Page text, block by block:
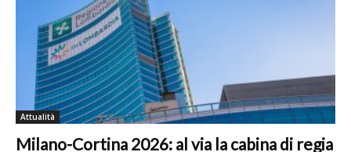
Attualità
Milano-Cortina 2026: al via la cabina di regia